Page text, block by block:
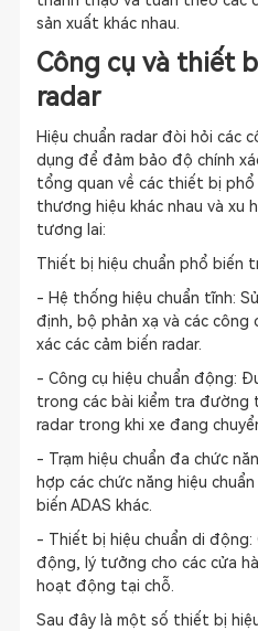
sản xuất khác nhau.
Công cụ và thiết
radar
Hiệu chuẩn radar đòi hỏi các
dụng để đảm bảo độ chính
tổng quan về các thiết bị phổ
thương hiệu khác nhau và
tương lai:
Thiết bị hiệu chuẩn phổ biến
- Hệ thống hiệu chuẩn tĩnh:
định, bộ phản xạ và các công
xác các cảm biến radar.
- Công cụ hiệu chuẩn động:
trong các bài kiểm tra đường
radar trong khi xe đang
- Trạm hiệu chuẩn đa chức
hợp các chức năng hiệu
biến ADAS khác.
- Thiết bị hiệu chuẩn di động:
động, lý tưởng cho các cửa
hoạt động tại chỗ.
Sau đây là một số thiết bị